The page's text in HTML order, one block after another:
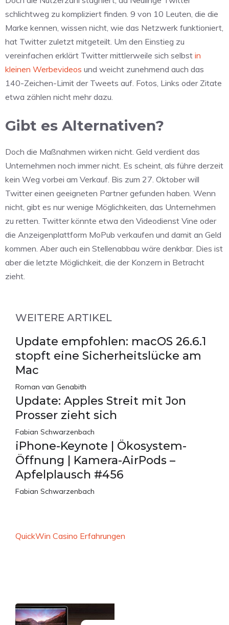
schlichtweg zu kompliziert finden. 9 von 10 Leuten, die die
Marke kennen, wissen nicht, wie das Netzwerk funktioniert,
hat Twitter zuletzt mitgeteilt. Um den Einstieg zu
vereinfachen erklärt Twitter mittlerweile sich selbst in
kleinen Werbevideos und weicht zunehmend auch das
140-Zeichen-Limit der Tweets auf. Fotos, Links oder Zitate
etwa zählen nicht mehr dazu.
Gibt es Alternativen?
Doch die Maßnahmen wirken nicht. Geld verdient das
Unternehmen noch immer nicht. Es scheint, als führe derzeit
kein Weg vorbei am Verkauf. Bis zum 27. Oktober will
Twitter einen geeigneten Partner gefunden haben. Wenn
nicht, gibt es nur wenige Möglichkeiten, das Unternehmen
zu retten. Twitter könnte etwa den Videodienst Vine oder
die Anzeigenplattform MoPub verkaufen und damit an Geld
kommen. Aber auch ein Stellenabbau wäre denkbar. Dies ist
aber die letzte Möglichkeit, die der Konzern in Betracht
zieht.
WEITERE ARTIKEL
Update empfohlen: macOS 26.6.1
stopft eine Sicherheitslücke am
Mac
Roman van Genabith
Update: Apples Streit mit Jon
Prosser zieht sich
Fabian Schwarzenbach
iPhone-Keynote | Ökosystem-
Öffnung | Kamera-AirPods –
Apfelplausch #456
Fabian Schwarzenbach
QuickWin Casino Erfahrungen